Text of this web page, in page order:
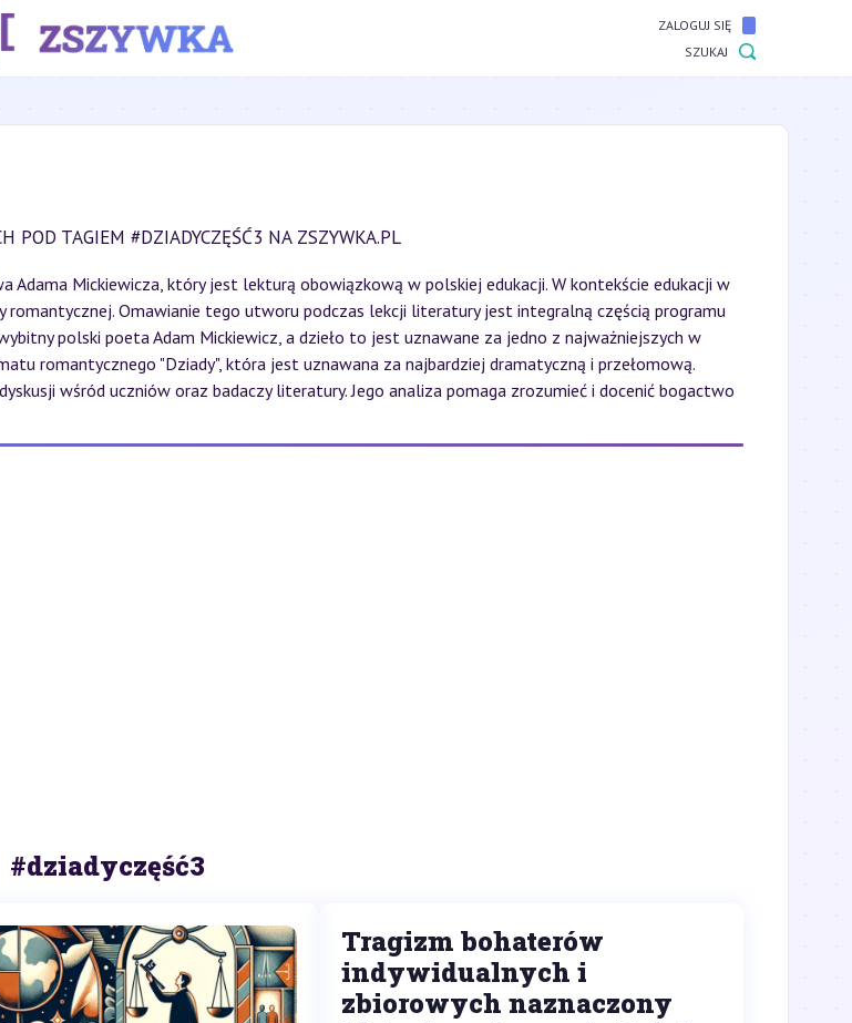
ZALOGUJ SIĘ
SZUKAJ
POD TAGIEM #DZIADYCZĘŚĆ3 NA ZSZYWKA.PL
Mickiewicza, który jest lekturą obowiązkową w polskiej edukacji. W kontekście edukacji w
Omawianie tego utworu podczas lekcji literatury jest integralną częścią programu
polski poeta Adam Mickiewicz, a dzieło to jest uznawane za jedno z najważniejszych w
romantycznego "Dziady", która jest uznawana za najbardziej dramatyczną i przełomową.
wśród uczniów oraz badaczy literatury. Jego analiza pomaga zrozumieć i docenić bogactwo
#dziadyczęść3
Tragizm bohaterów
indywidualnych i
zbiorowych naznaczony